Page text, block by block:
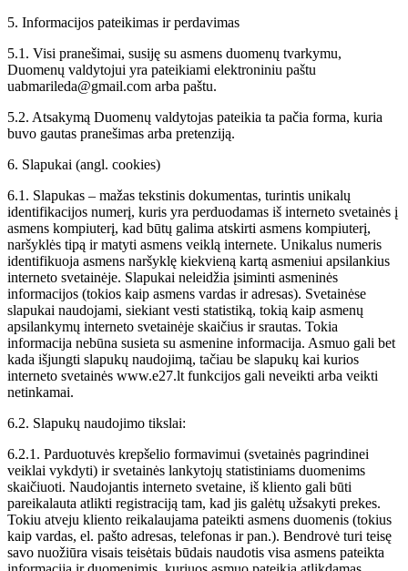
5. Informacijos pateikimas ir perdavimas
5.1. Visi pranešimai, susiję su asmens duomenų tvarkymu,
Duomenų valdytojui yra pateikiami elektroniniu paštu
uabmarileda@gmail.com arba paštu.
5.2. Atsakymą Duomenų valdytojas pateikia ta pačia forma, kuria
buvo gautas pranešimas arba pretenziją.
6. Slapukai (angl. cookies)
6.1. Slapukas – mažas tekstinis dokumentas, turintis unikalų
identifikacijos numerį, kuris yra perduodamas iš interneto svetainės į
asmens kompiuterį, kad būtų galima atskirti asmens kompiuterį,
naršyklės tipą ir matyti asmens veiklą internete. Unikalus numeris
identifikuoja asmens naršyklę kiekvieną kartą asmeniui apsilankius
interneto svetainėje. Slapukai neleidžia įsiminti asmeninės
informacijos (tokios kaip asmens vardas ir adresas). Svetainėse
slapukai naudojami, siekiant vesti statistiką, tokią kaip asmenų
apsilankymų interneto svetainėje skaičius ir srautas. Tokia
informacija nebūna susieta su asmenine informacija. Asmuo gali bet
kada išjungti slapukų naudojimą, tačiau be slapukų kai kurios
interneto svetainės www.e27.lt funkcijos gali neveikti arba veikti
netinkamai.
6.2. Slapukų naudojimo tikslai:
6.2.1. Parduotuvės krepšelio formavimui (svetainės pagrindinei
veiklai vykdyti) ir svetainės lankytojų statistiniams duomenims
skaičiuoti. Naudojantis interneto svetaine, iš kliento gali būti
pareikalauta atlikti registraciją tam, kad jis galėtų užsakyti prekes.
Tokiu atveju kliento reikalaujama pateikti asmens duomenis (tokius
kaip vardas, el. pašto adresas, telefonas ir pan.). Bendrovė turi teisę
savo nuožiūra visais teisėtais būdais naudotis visa asmens pateikta